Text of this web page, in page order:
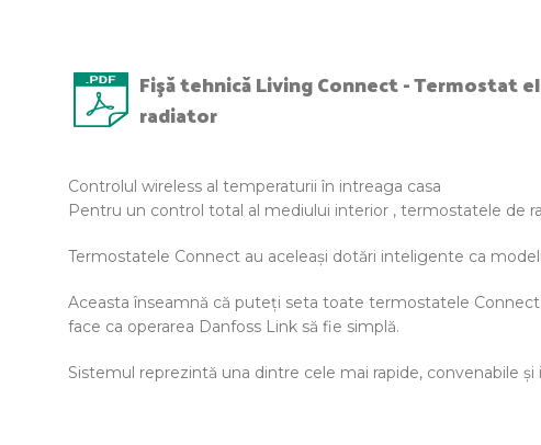
Fişă tehnică Living Connect - Termostat
radiator
Controlul wireless al temperaturii în intreaga casa
Pentru un control total al mediului interior , termostatele de
Termostatele Connect au aceleaşi dotări inteligente ca
Aceasta înseamnă că puteţi seta toate termostatele
face ca operarea Danfoss Link să fie simplă.
Sistemul reprezintă una dintre cele mai rapide, convenabile